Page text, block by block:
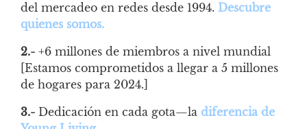
del mercadeo en redes desde 1994. Descubre
quienes somos.
2.- +6 millones de miembros a nivel mundial
[Estamos comprometidos a llegar a 5 millones
de hogares para 2024.]
3.- Dedicación en cada gota—la diferencia de